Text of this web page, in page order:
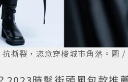
撕裂，恣意穿梭城市角落。圖